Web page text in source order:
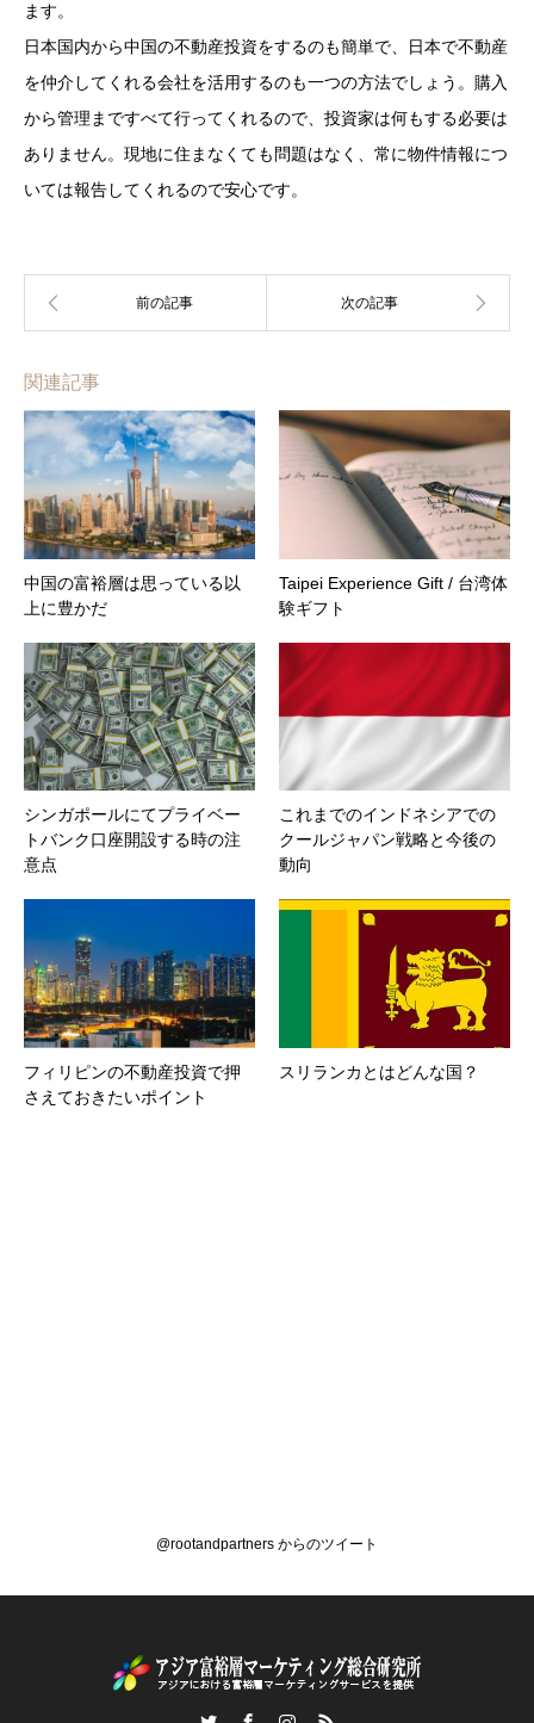
ます。
日本国内から中国の不動産投資をするのも簡単で、日本で不動産
を仲介してくれる会社を活用するのも一つの方法でしょう。購入
から管理まですべて行ってくれるので、投資家は何もする必要は
ありません。現地に住まなくても問題はなく、常に物件情報につ
いては報告してくれるので安心です。
関連記事
中国の富裕層は思っている以
上に豊かだ
Taipei Experience Gift / 台湾体
験ギフト
シンガポールにてプライベー
トバンク口座開設する時の注
意点
これまでのインドネシアでの
クールジャパン戦略と今後の
動向
フィリピンの不動産投資で押
さえておきたいポイント
スリランカとはどんな国？
@rootandpartners からのツイート